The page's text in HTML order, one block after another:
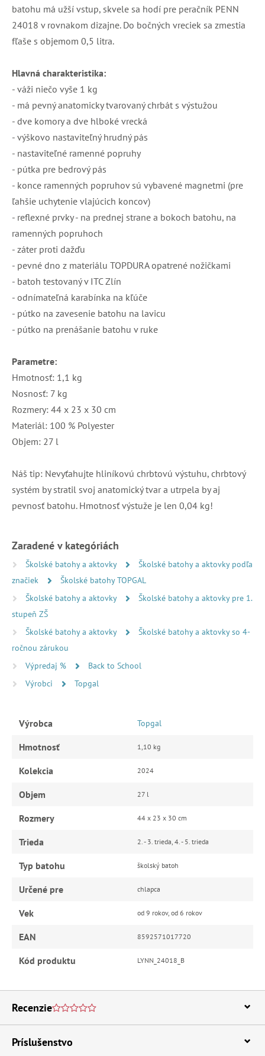
batohu má užší vstup, skvele sa hodí pre peračník PENN
24018 v rovnakom dizajne. Do bočných vreciek sa zmestia
fľaše s objemom 0,5 litra.
Hlavná charakteristika:
- váži niečo vyše 1 kg
- má pevný anatomicky tvarovaný chrbát s výstužou
- dve komory a dve hlboké vrecká
- výškovo nastaviteľný hrudný pás
- nastaviteľné ramenné popruhy
- pútka pre bedrový pás
- konce ramenných popruhov sú vybavené magnetmi (pre
ľahšie uchytenie vlajúcich koncov)
- reflexné prvky - na prednej strane a bokoch batohu, na
ramenných popruhoch
- záter proti dažďu
- pevné dno z materiálu TOPDURA opatrené nožičkami
- batoh testovaný v ITC Zlín
- odnímateľná karabínka na kľúče
- pútko na zavesenie batohu na lavicu
- pútko na prenášanie batohu v ruke
Parametre:
Hmotnosť: 1,1 kg
Nosnosť: 7 kg
Rozmery: 44 x 23 x 30 cm
Materiál: 100 % Polyester
Objem: 27 l
Náš tip: Nevyťahujte hliníkovú chrbtovú výstuhu, chrbtový
systém by stratil svoj anatomický tvar a utrpela by aj
pevnosť batohu. Hmotnosť výstuže je len 0,04 kg!
Zaradené v kategóriách
Školské batohy a aktovky
Školské batohy a aktovky podľa
značiek
Školské batohy TOPGAL
Školské batohy a aktovky
Školské batohy a aktovky pre 1.
stupeň ZŠ
Školské batohy a aktovky
Školské batohy a aktovky so 4-
ročnou zárukou
Výpredaj %
Back to School
Výrobci
Topgal
Výrobca Topgal
Hmotnosť 1,10 kg
Kolekcia 2024
Objem 27 l
Rozmery 44 x 23 x 30 cm
Trieda 2. - 3. trieda, 4. - 5. trieda
Typ batohu školský batoh
Určené pre chlapca
Vek od 9 rokov, od 6 rokov
EAN 8592571017720
Kód produktu LYNN_24018_B
Recenzie
Príslušenstvo